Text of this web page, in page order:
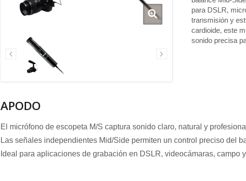
Micrófonos de cuello de
ganso
para DSLR,
transmisión y
cardioide, este
sonido precisa
APODO
El micrófono de escopeta M/S captura sonido claro, natural y profesional
Las señales independientes Mid/Side permiten un control preciso del
Ideal para aplicaciones de grabación en DSLR, videocámaras, campo